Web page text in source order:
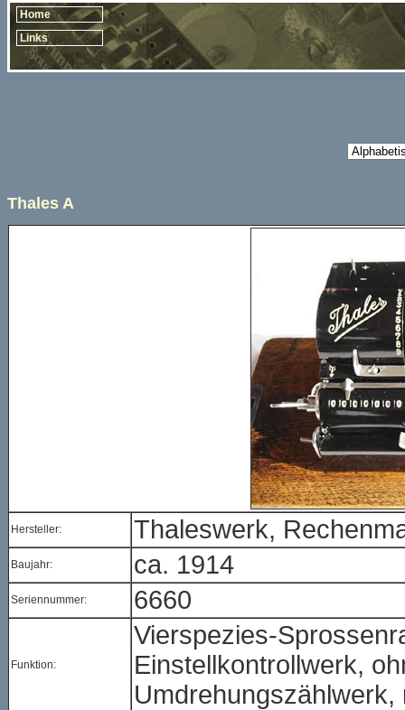
Home
Links
Thales A
Hersteller: Thaleswerk,
Baujahr: ca. 1914
Seriennummer: 6660
Funktion:
Vierspezies-
Einstellkontrollwerk,